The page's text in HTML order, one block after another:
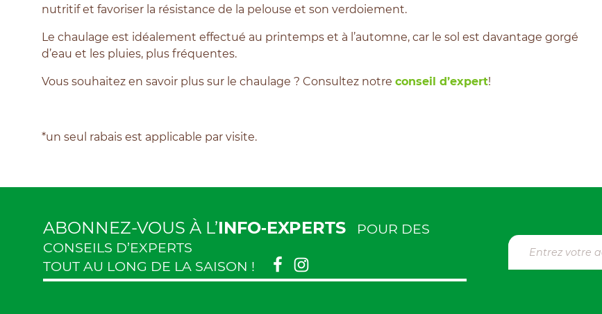
nutritif et favoriser la résistance de la pelouse et son verdoiement.
Le chaulage est idéalement effectué au printemps et à l’automne, car le sol est davantage gorgé
d’eau et les pluies, plus fréquentes.
Vous souhaitez en savoir plus sur le chaulage ? Consultez notre conseil d’expert!
*un seul rabais est applicable par visite.
ABONNEZ-VOUS À L’INFO‑EXPERTS
POUR DES
CONSEILS D’EXPERTS
TOUT AU LONG DE LA SAISON !